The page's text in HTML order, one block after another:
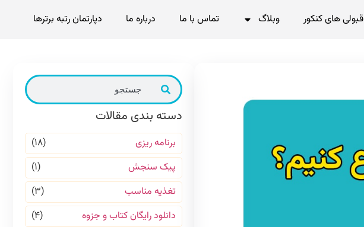
قبولی های کنکور وبلاگ تماس با ما درباره ما دپارتمان رتبه برترها
دسته بندی مقالات
برنامه ریزی
(۱۸)
پیک سنجش
(۱)
تغذیه مناسب
(۳)
دانلود رایگان کتاب و جزوه
(۴)